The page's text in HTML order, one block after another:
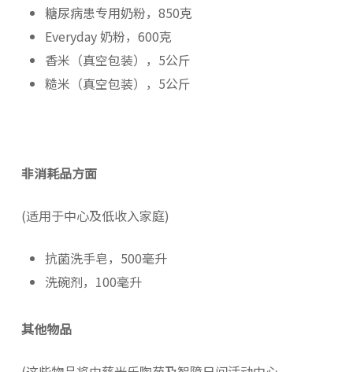
糖尿病患专用奶粉，850克
Everyday 奶粉，600克
香米（真空包装），5公斤
糙米（真空包装），5公斤
非消耗品方面
(适用于中心及低收入家庭)
抗菌洗手皂，500毫升
洗碗剂，100毫升
其他物品